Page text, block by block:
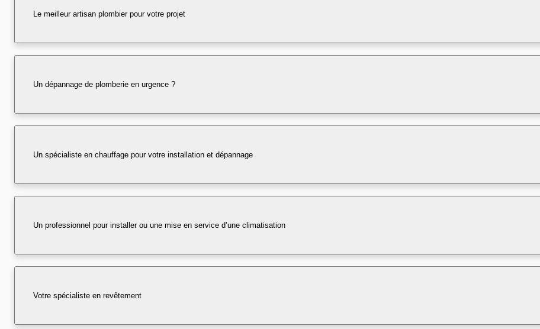
Le meilleur artisan plombier pour votre projet
Un dépannage de plomberie en urgence ?
Un spécialiste en chauffage pour votre installation et dépannage
Un professionnel pour installer ou une mise en service d’une climatisation
Votre spécialiste en revêtement